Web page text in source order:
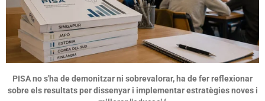
PISA no s'ha de demonitzar ni sobrevalorar, ha de fer reflexionar
sobre els resultats per dissenyar i implementar estratègies noves i